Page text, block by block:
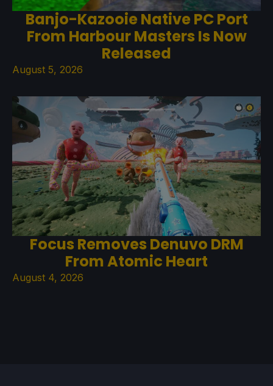
Banjo-Kazooie Native PC Port
From Harbour Masters Is Now
Released
August 5, 2026
Focus Removes Denuvo DRM
From Atomic Heart
August 4, 2026